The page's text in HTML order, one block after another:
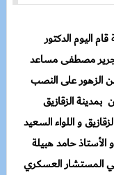
بأعياد الشرطة قام اليوم الدكتور
جرير مصطفى مساعد
الزهور على النصب
بمدينة الزقازيق
و اللواء السعيد
حامد هبيلة
المستشار العسكري